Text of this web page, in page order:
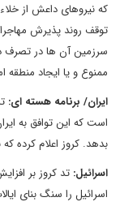
که نیروهای داعش از
توقف روند پذیرش
سرزمین آن ها در تصرف
ممنوع و یا ایجاد
ایران/ برنامه هسته ای:
است که این توافق به
بدهد. کروز اعلام کرده
اسرائیل: تد کروز بر
اسرائیل را سنگ بنای